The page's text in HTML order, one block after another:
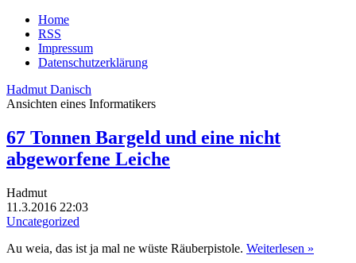
Home
RSS
Impressum
Datenschutzerklärung
Hadmut Danisch
Ansichten eines Informatikers
67 Tonnen Bargeld und eine nicht
abgeworfene Leiche
Hadmut
11.3.2016 22:03
Uncategorized
Au weia, das ist ja mal ne wüste Räuberpistole. Weiterlesen »